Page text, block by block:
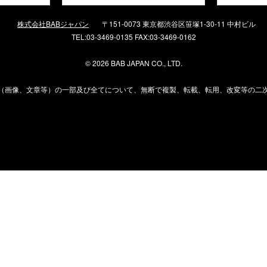
株式会社BABジャパン
〒151-0073 東京都渋谷区笹塚1-30-11 中村ビル
TEL:03-3469-0135 FAX:03-3469-0162
©2026 BAB JAPAN CO., LTD.
画像、文章等）の一部及び全てについて、無断で複製、転載、転用、改変等の二